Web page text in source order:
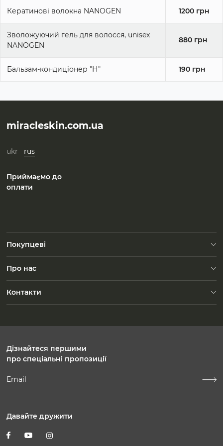
Система 4
Кератинові волокна NANOGEN 1200 грн
Зволожуючий гель для волосся, unisex
NANOGEN
880 грн
Бальзам-кондиціонер "Н" 190 грн
miracleskin.com.ua
ukr rus
Приймаємо до
оплати
Покупцеві
Зворотний зв'язок
Про нас
Контакти
Пн-Пт: 10:00-19:00
Сб-Вс: 10:00-18:00
Дізнайтеся першими
про спеціальні пропозиції
Давайте дружити